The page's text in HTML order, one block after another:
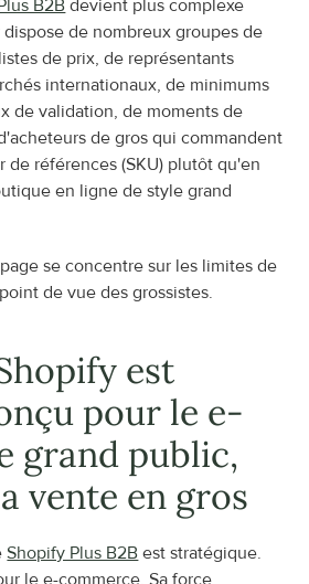
B2B devient plus complexe
de nombreux groupes de
de prix, de représentants
internationaux, de minimums
de validation, de moments de
de gros qui commandent
de références (SKU) plutôt qu'en
en ligne de style grand
de vue des grossistes.
est
pour le e-
grand public,
vente en gros
Shopify Plus B2B est stratégique.
le e-commerce. Sa force